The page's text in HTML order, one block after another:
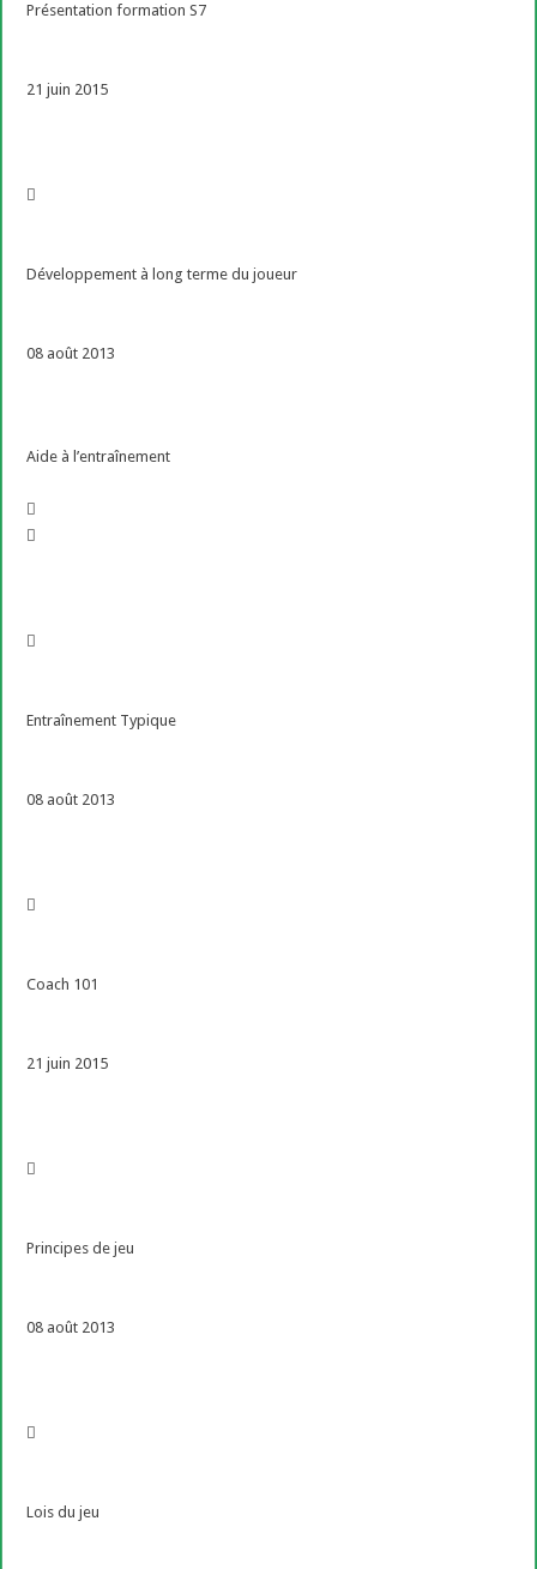
Présentation formation S7
21 juin 2015
Développement à long terme du joueur
08 août 2013
Aide à l’entraînement
Entraînement Typique
08 août 2013
Coach 101
21 juin 2015
Principes de jeu
08 août 2013
Lois du jeu